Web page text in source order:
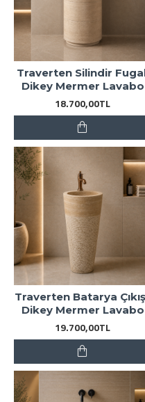
Traverten Silindir
Dikey Mermer Lavabo
18.700,00TL
Traverten Batarya
Dikey Mermer Lavabo
19.700,00TL